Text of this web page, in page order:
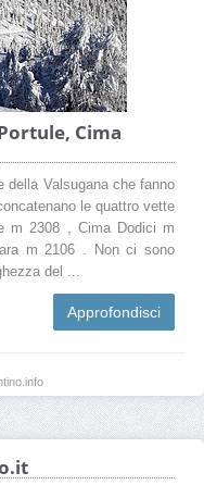
Cima
della Valsugana che fanno
le quattro vette
m 2308 , Cima Dodici m
m 2106 . Non ci sono
del ...
Approfondisci